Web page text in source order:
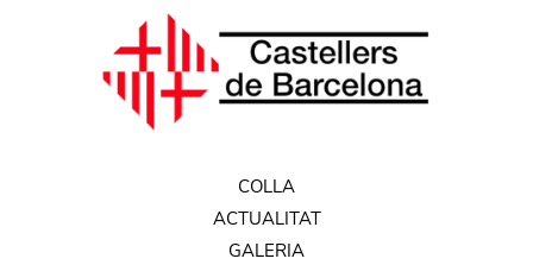
COLLA
ACTUALITAT
GALERIA